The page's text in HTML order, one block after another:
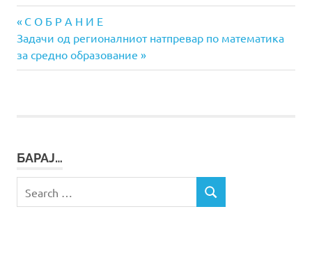
Навигација
на
Previous
Post:
С О Б Р А Н И Е
Next
Post:
Задачи од регионалниот натпревар по математика
за средно образование
БАРАЈ…
for:
SEARCH